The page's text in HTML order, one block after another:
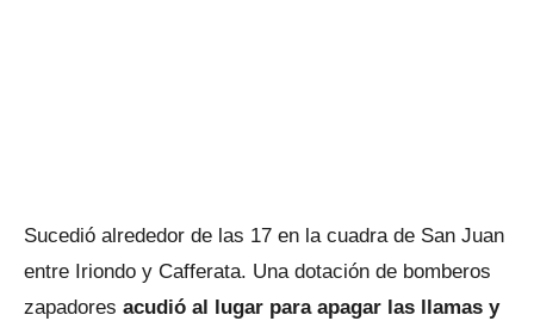
Sucedió alrededor de las 17 en la cuadra de San Juan
entre Iriondo y Cafferata. Una dotación de bomberos
zapadores acudió al lugar para apagar las llamas y